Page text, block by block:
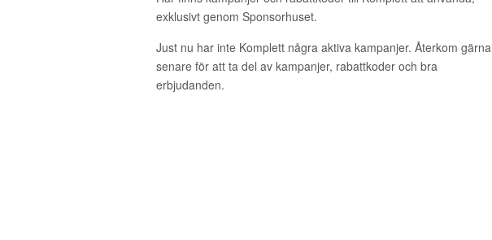
exklusivt genom Sponsorhuset.
Just nu har inte Komplett några aktiva kampanjer. Återkom gärna
senare för att ta del av kampanjer, rabattkoder och bra
erbjudanden.